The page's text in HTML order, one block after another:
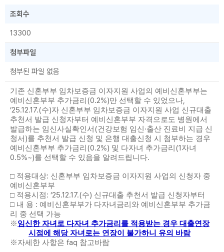
조회수
13300
첨부파일
첨부된 파일 없음
기존 신혼부부 임차보증금 이자지원 사업의 예비신혼부부는
예비신혼부부 추가금리 (0.2%)만 선택할 수 있었으나,
’25.12.17.(수)자 신혼부부 임차보증금 이자지원 사업 신규대출
추천서 발급 신청자부터 예비신혼부부 자격으로도 병원에서
발급하는 임신사실확인서 (건강보험 임신 ·출산 진료비 지급 신
청서 )를 추천서 발급 신청 및 은행 대출신청 시 첨부하는 경우
예비신혼부부 추가금리 (0.2%) 및 다자녀 추가금리 (1자녀
0.5%~)를 선택할 수 있음을 알려드립니다.
□ 적용대상: 신혼부부 임차보증금 이자지원 사업의 신청자 중
예비신혼부부
□ 적용시점: ’25.12.17.(수) 신규대출 추천서 발급 신청자부터
□ 내 용 : 예비신혼부부가 다자녀금리와 예비신혼부부 추가금
리 중 선택 가능
※임신한 자녀로 다자녀 추가금리를 적용받는 경우 대출연장
시점에 해당 자녀로는 연장이 불가하니 유의 바람
※자세한 사항은faq 참고바람